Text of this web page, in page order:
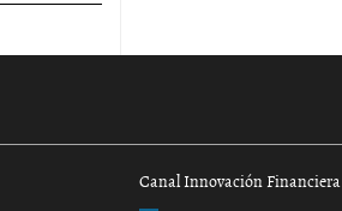
Canal Innovación Financiera